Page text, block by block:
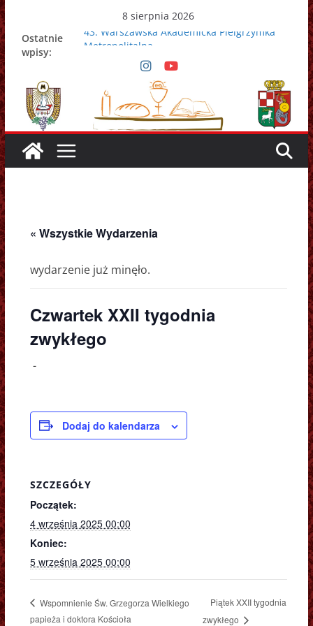
Przejdź
do
treści
8 sierpnia 2026
Ostatnie
wpisy:
43. Warszawska Akademicka Pielgrzymka
Metropolitalna
Nowy Papież – Leon XIV
Zmarł papież Franciszek
Adrian Galbas nowym metropolitą
warszawskim
Zmarł ks. prałat Kazimierz Apel
« Wszystkie Wydarzenia
wydarzenie już minęło.
Czwartek XXII tygodnia
zwykłego
-
Dodaj do kalendarza
SZCZEGÓŁY
Początek:
4 września 2025 00:00
Koniec:
5 września 2025 00:00
Wspomnienie Św. Grzegorza Wielkiego
papieża i doktora Kościoła
Piątek XXII tygodnia
zwykłego